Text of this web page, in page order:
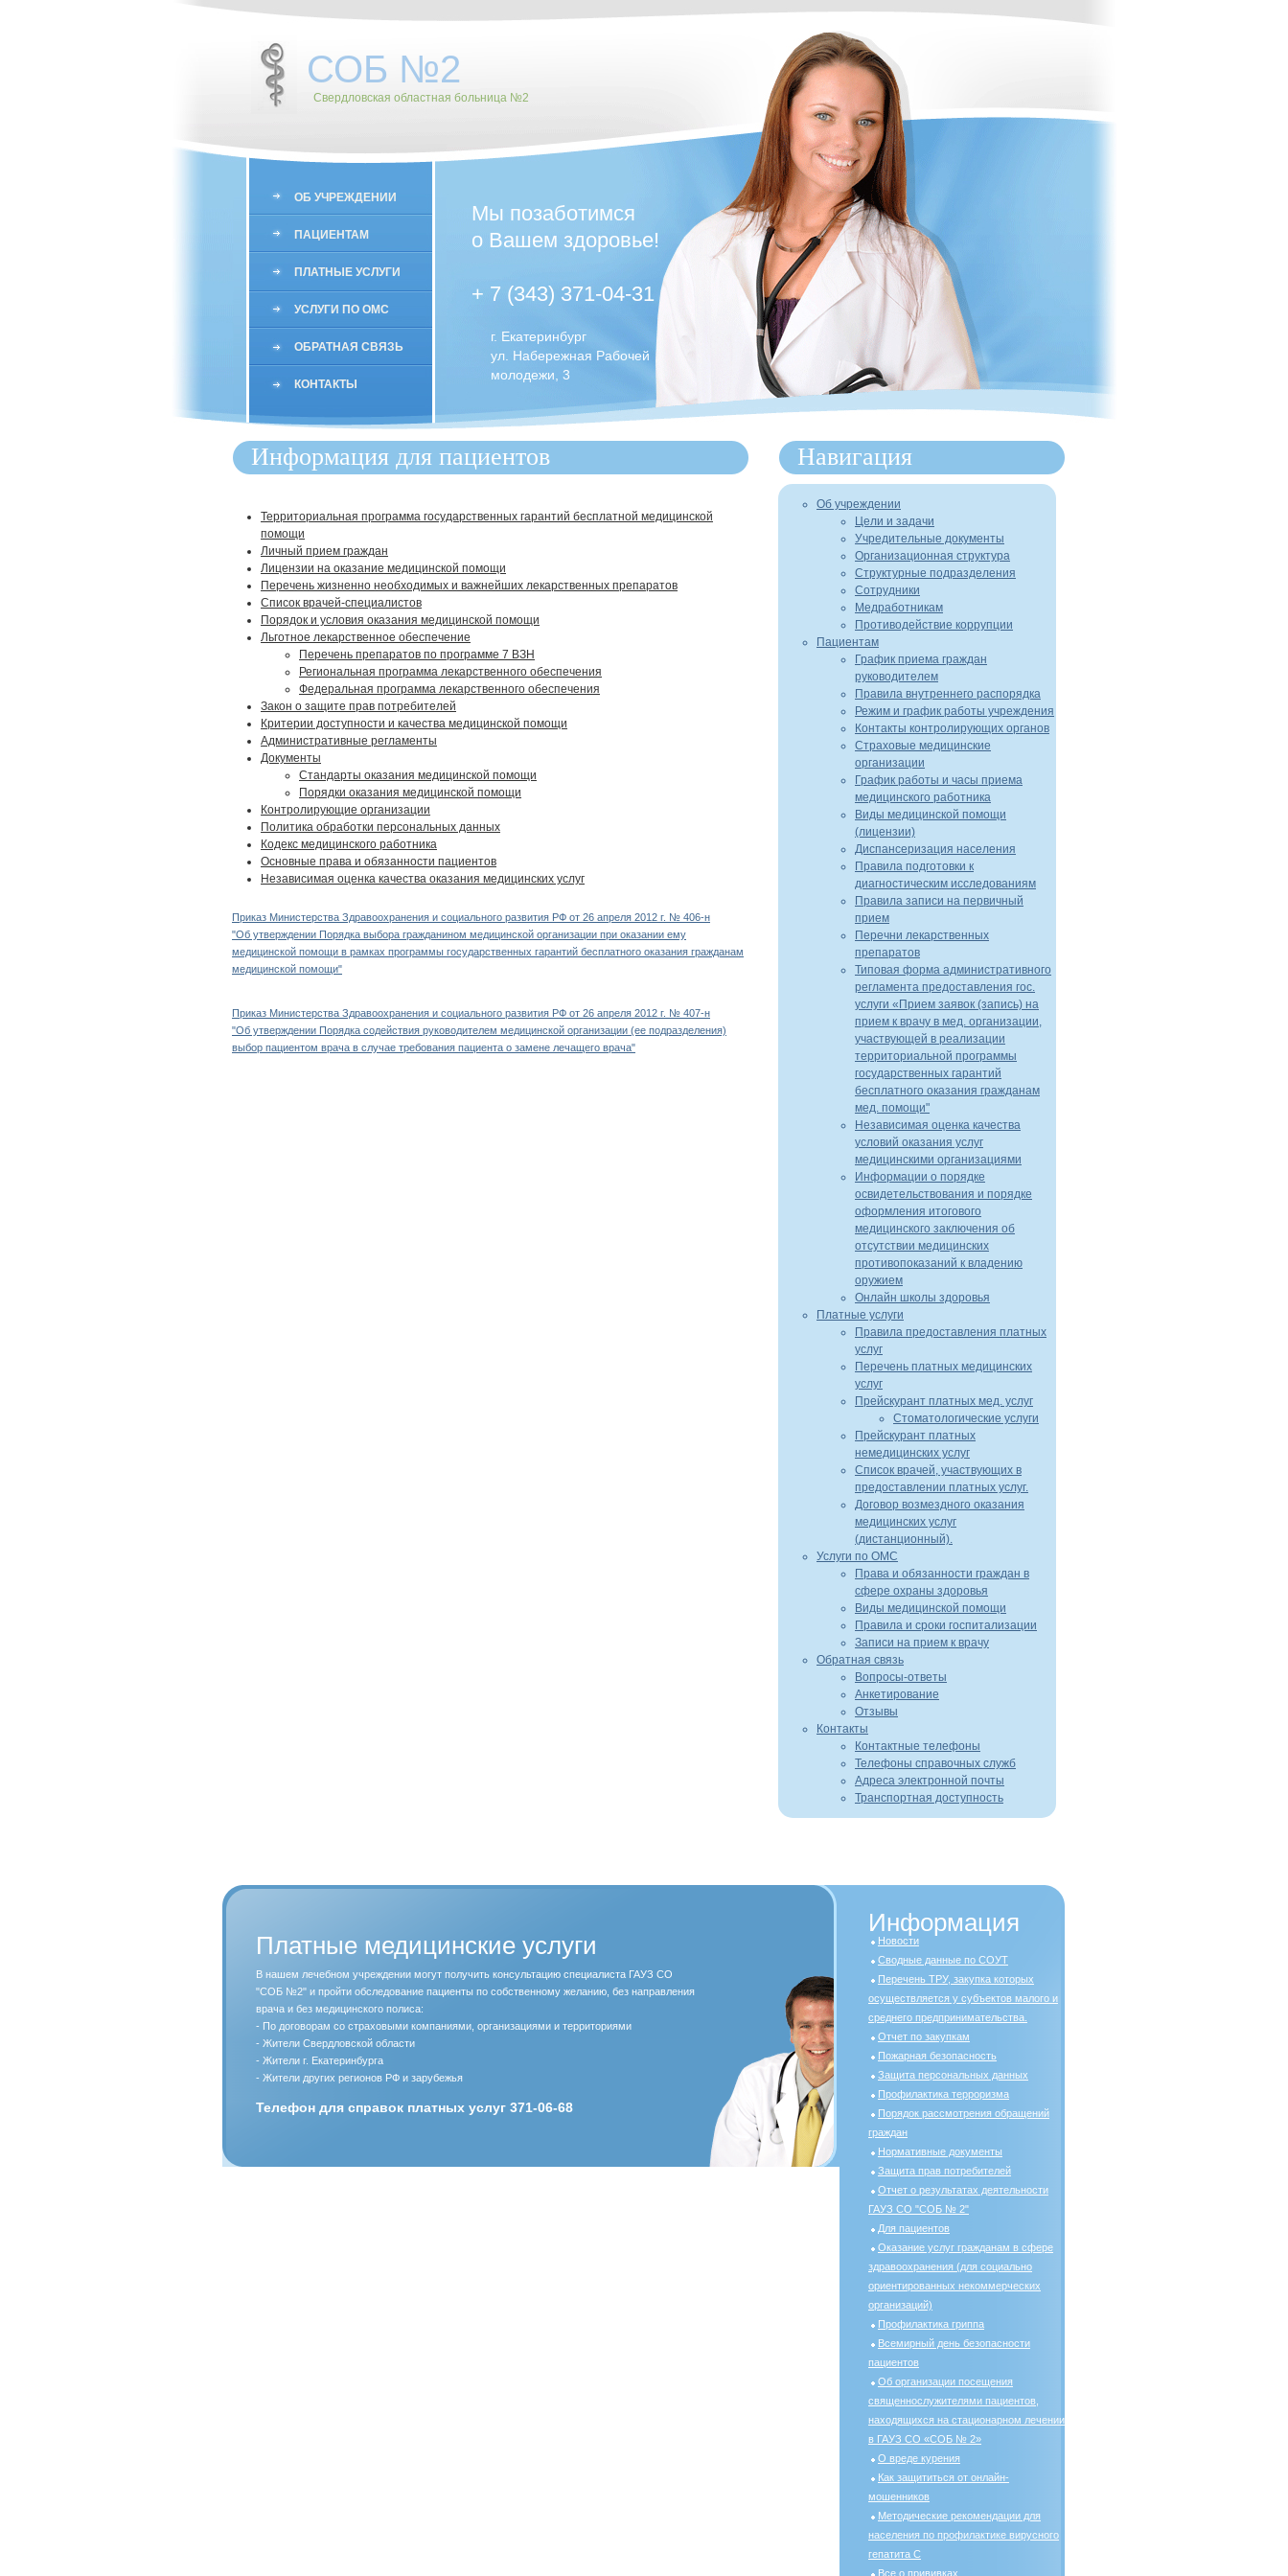
СОБ №2
Свердловская областная больница №2
ОБ УЧРЕЖДЕНИИ
ПАЦИЕНТАМ
ПЛАТНЫЕ УСЛУГИ
УСЛУГИ ПО ОМС
ОБРАТНАЯ СВЯЗЬ
КОНТАКТЫ
Мы позаботимся
о Вашем здоровье!
+ 7 (343) 371-04-31
г. Екатеринбург
ул. Набережная Рабочей
молодежи, 3
Информация для пациентов
Территориальная программа государственных гарантий бесплатной медицинской
помощи
Личный прием граждан
Лицензии на оказание медицинской помощи
Перечень жизненно необходимых и важнейших лекарственных препаратов
Список врачей-специалистов
Порядок и условия оказания медицинской помощи
Льготное лекарственное обеспечение
Перечень препаратов по программе 7 ВЗН
Региональная программа лекарственного обеспечения
Федеральная программа лекарственного обеспечения
Закон о защите прав потребителей
Критерии доступности и качества медицинской помощи
Административные регламенты
Документы
Стандарты оказания медицинской помощи
Порядки оказания медицинской помощи
Контролирующие организации
Политика обработки персональных данных
Кодекс медицинского работника
Основные права и обязанности пациентов
Независимая оценка качества оказания медицинских услуг
Приказ Министерства Здравоохранения и социального развития РФ от 26 апреля 2012 г. № 406-н
"Об утверждении Порядка выбора гражданином медицинской организации при оказании ему
медицинской помощи в рамках программы государственных гарантий бесплатного оказания гражданам
медицинской помощи"
Приказ Министерства Здравоохранения и социального развития РФ от 26 апреля 2012 г. № 407-н
"Об утверждении Порядка содействия руководителем медицинской организации (ее подразделения)
выбор пациентом врача в случае требования пациента о замене лечащего врача"
Навигация
Об учреждении
Цели и задачи
Учредительные документы
Организационная структура
Структурные подразделения
Сотрудники
Медработникам
Противодействие коррупции
Пациентам
График приема граждан
руководителем
Правила внутреннего распорядка
Режим и график работы учреждения
Контакты контролирующих органов
Страховые медицинские
организации
График работы и часы приема
медицинского работника
Виды медицинской помощи
(лицензии)
Диспансеризация населения
Правила подготовки к
диагностическим исследованиям
Правила записи на первичный
прием
Перечни лекарственных
препаратов
Типовая форма административного
регламента предоставления гос.
услуги «Прием заявок (запись) на
прием к врачу в мед. организации,
участвующей в реализации
территориальной программы
государственных гарантий
бесплатного оказания гражданам
мед. помощи"
Независимая оценка качества
условий оказания услуг
медицинскими организациями
Информации о порядке
освидетельствования и порядке
оформления итогового
медицинского заключения об
отсутствии медицинских
противопоказаний к владению
оружием
Онлайн школы здоровья
Платные услуги
Правила предоставления платных
услуг
Перечень платных медицинских
услуг
Прейскурант платных мед. услуг
Стоматологические услуги
Прейскурант платных
немедицинских услуг
Список врачей, участвующих в
предоставлении платных услуг.
Договор возмездного оказания
медицинских услуг
(дистанционный).
Услуги по ОМС
Права и обязанности граждан в
сфере охраны здоровья
Виды медицинской помощи
Правила и сроки госпитализации
Записи на прием к врачу
Обратная связь
Вопросы-ответы
Анкетирование
Отзывы
Контакты
Контактные телефоны
Телефоны справочных служб
Адреса электронной почты
Транспортная доступность
Платные медицинские услуги
В нашем лечебном учреждении могут получить консультацию специалиста ГАУЗ СО
"СОБ №2" и пройти обследование пациенты по собственному желанию, без направления
врача и без медицинского полиса:
- По договорам со страховыми компаниями, организациями и территориями
- Жители Свердловской области
- Жители г. Екатеринбурга
- Жители других регионов РФ и зарубежья
Телефон для справок платных услуг 371-06-68
Информация
Новости
Сводные данные по СОУТ
Перечень ТРУ, закупка которых
осуществляется у субъектов малого и
среднего предпринимательства.
Отчет по закупкам
Пожарная безопасность
Защита персональных данных
Профилактика терроризма
Порядок рассмотрения обращений
граждан
Нормативные документы
Защита прав потребителей
Отчет о результатах деятельности
ГАУЗ СО "СОБ № 2"
Для пациентов
Оказание услуг гражданам в сфере
здравоохранения (для социально
ориентированных некоммерческих
организаций)
Профилактика гриппа
Всемирный день безопасности
пациентов
Об организации посещения
священнослужителями пациентов,
находящихся на стационарном лечении
в ГАУЗ СО «СОБ № 2»
О вреде курения
Как защититься от онлайн-
мошенников
Методические рекомендации для
населения по профилактике вирусного
гепатита С
Все о прививках